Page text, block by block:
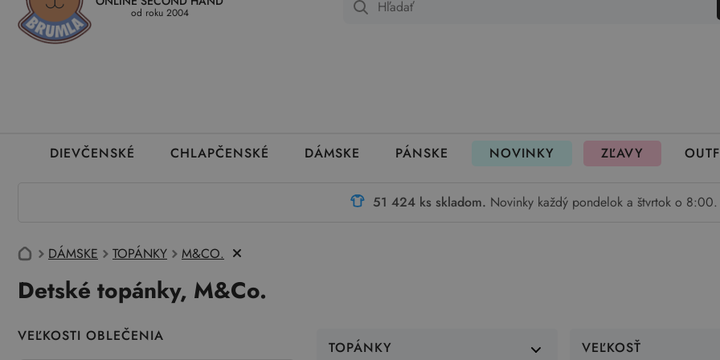
Kedy a ako dostanem tovar Ako môžem vrátiť oblečenie Ako fungujú rezervácie
od roku 2004
DIEVČENSKÉ CHLAPČENSKÉ DÁMSKE PÁNSKE NOVINKY ZĽAVY
51 424 ks skladom. Novinky každý pondelok a štvrtok o 8:00.
DÁMSKE TOPÁNKY M&CO.
Detské topánky, M&Co.
VEĽKOSTI OBLEČENIA
TOPÁNKY VEĽKOSŤ